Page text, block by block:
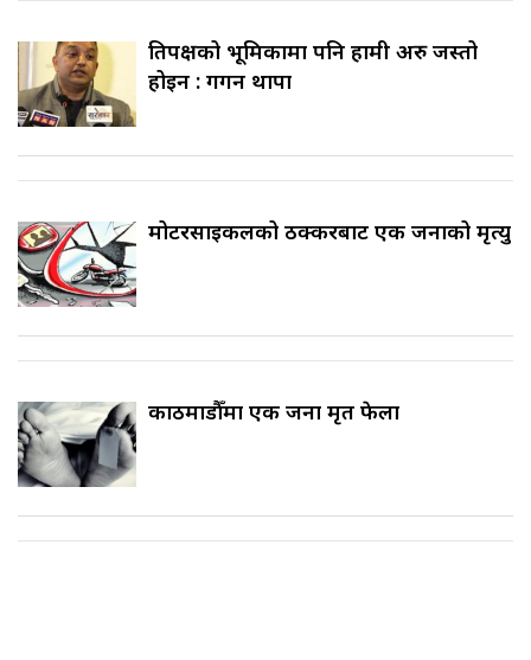
प्रतिपक्षको भूमिकामा पनि हामी अरु जस्तो
होइन : गगन थापा
मोटरसाइकलको ठक्करबाट एक जनाको मृत्यु
काठमाडौँमा एक जना मृत फेला